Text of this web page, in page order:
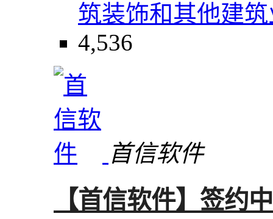
筑装饰和其他建
4,536
首信软件
【首信软件】签约